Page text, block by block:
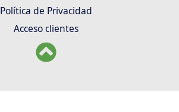
Política de Privacidad
Acceso clientes